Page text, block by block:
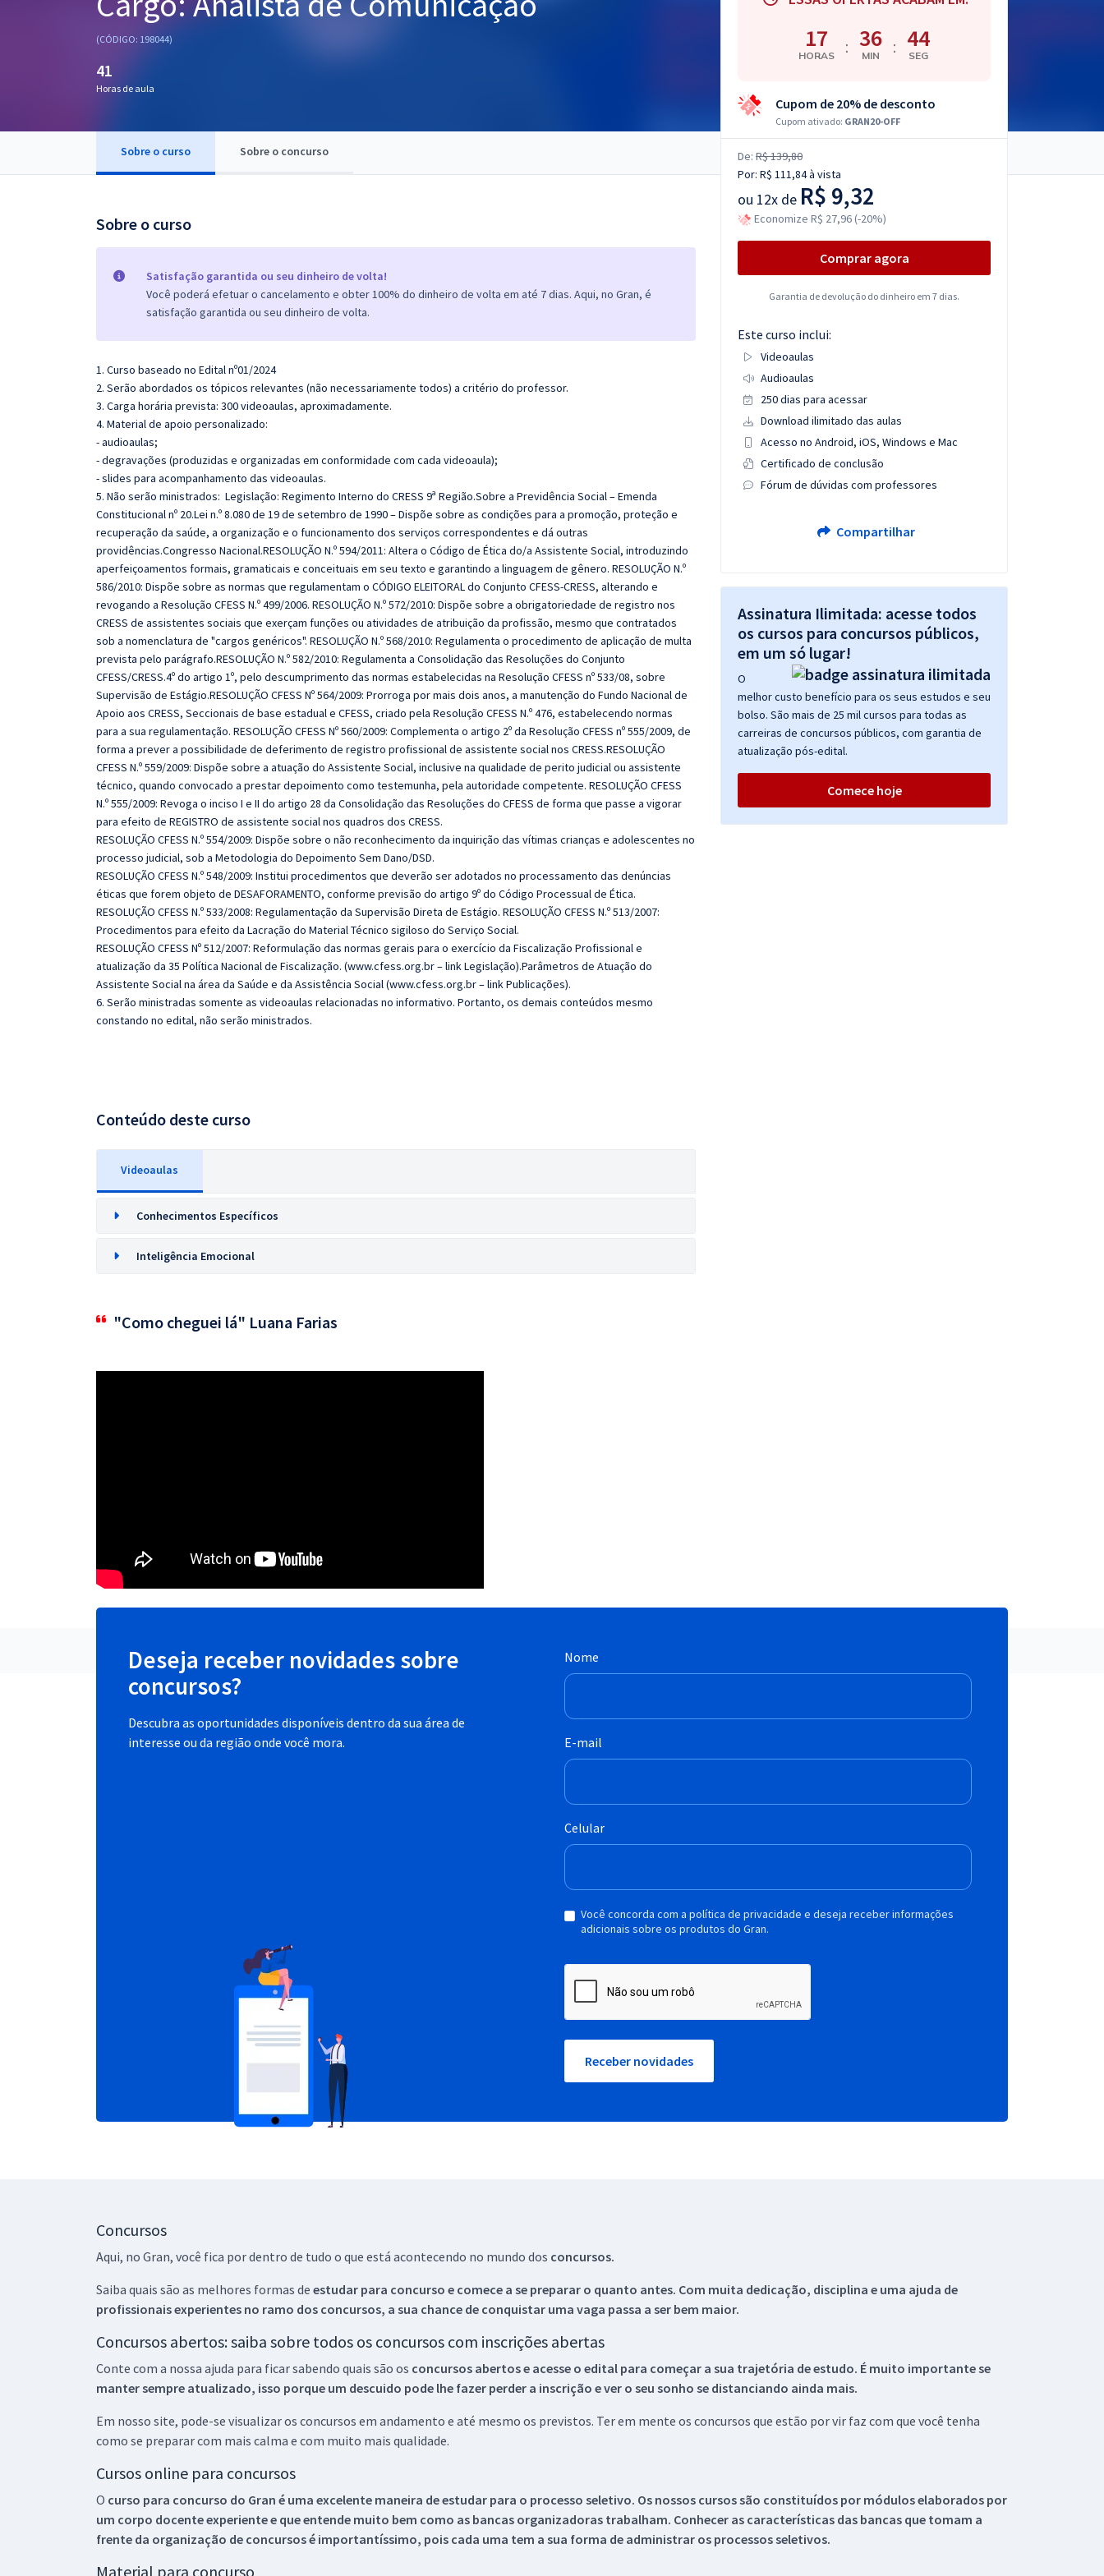
Questões grátis
(CÓDIGO: 198044)
41
Horas de aula
Sobre o curso Sobre o concurso
Sobre o curso
Satisfação garantida ou seu dinheiro de volta!
Você poderá efetuar o cancelamento e obter 100% do dinheiro de volta em até 7 dias. Aqui, no Gran, é
satisfação garantida ou seu dinheiro de volta.
1. Curso baseado no Edital nº01/2024
2. Serão abordados os tópicos relevantes (não necessariamente todos) a critério do professor.
3. Carga horária prevista: 300 videoaulas, aproximadamente.
4. Material de apoio personalizado:
- audioaulas;
- degravações (produzidas e organizadas em conformidade com cada videoaula);
- slides para acompanhamento das videoaulas.
5. Não serão ministrados: Legislação: Regimento Interno do CRESS 9ª Região.Sobre a Previdência Social – Emenda
Constitucional nº 20.Lei n.º 8.080 de 19 de setembro de 1990 – Dispõe sobre as condições para a promoção, proteção e
recuperação da saúde, a organização e o funcionamento dos serviços correspondentes e dá outras
providências.Congresso Nacional.RESOLUÇÃO N.º 594/2011: Altera o Código de Ética do/a Assistente Social, introduzindo
aperfeiçoamentos formais, gramaticais e conceituais em seu texto e garantindo a linguagem de gênero. RESOLUÇÃO N.º
586/2010: Dispõe sobre as normas que regulamentam o CÓDIGO ELEITORAL do Conjunto CFESS‐CRESS, alterando e
revogando a Resolução CFESS N.º 499/2006. RESOLUÇÃO N.º 572/2010: Dispõe sobre a obrigatoriedade de registro nos
CRESS de assistentes sociais que exerçam funções ou atividades de atribuição da profissão, mesmo que contratados
sob a nomenclatura de "cargos genéricos". RESOLUÇÃO N.º 568/2010: Regulamenta o procedimento de aplicação de multa
prevista pelo parágrafo.RESOLUÇÃO N.º 582/2010: Regulamenta a Consolidação das Resoluções do Conjunto
CFESS/CRESS.4º do artigo 1º, pelo descumprimento das normas estabelecidas na Resolução CFESS nº 533/08, sobre
Supervisão de Estágio.RESOLUÇÃO CFESS Nº 564/2009: Prorroga por mais dois anos, a manutenção do Fundo Nacional de
Apoio aos CRESS, Seccionais de base estadual e CFESS, criado pela Resolução CFESS N.º 476, estabelecendo normas
para a sua regulamentação. RESOLUÇÃO CFESS Nº 560/2009: Complementa o artigo 2º da Resolução CFESS nº 555/2009, de
forma a prever a possibilidade de deferimento de registro profissional de assistente social nos CRESS.RESOLUÇÃO
CFESS N.º 559/2009: Dispõe sobre a atuação do Assistente Social, inclusive na qualidade de perito judicial ou assistente
técnico, quando convocado a prestar depoimento como testemunha, pela autoridade competente. RESOLUÇÃO CFESS
N.º 555/2009: Revoga o inciso I e II do artigo 28 da Consolidação das Resoluções do CFESS de forma que passe a vigorar
para efeito de REGISTRO de assistente social nos quadros dos CRESS.
RESOLUÇÃO CFESS N.º 554/2009: Dispõe sobre o não reconhecimento da inquirição das vítimas crianças e adolescentes no
processo judicial, sob a Metodologia do Depoimento Sem Dano/DSD.
RESOLUÇÃO CFESS N.º 548/2009: Institui procedimentos que deverão ser adotados no processamento das denúncias
éticas que forem objeto de DESAFORAMENTO, conforme previsão do artigo 9º do Código Processual de Ética.
RESOLUÇÃO CFESS N.º 533/2008: Regulamentação da Supervisão Direta de Estágio. RESOLUÇÃO CFESS N.º 513/2007:
Procedimentos para efeito da Lacração do Material Técnico sigiloso do Serviço Social.
RESOLUÇÃO CFESS Nº 512/2007: Reformulação das normas gerais para o exercício da Fiscalização Profissional e
atualização da 35 Política Nacional de Fiscalização. (www.cfess.org.br – link Legislação).Parâmetros de Atuação do
Assistente Social na área da Saúde e da Assistência Social (www.cfess.org.br – link Publicações).
6. Serão ministradas somente as videoaulas relacionadas no informativo. Portanto, os demais conteúdos mesmo
constando no edital, não serão ministrados.
Conteúdo deste curso
Videoaulas
Conhecimentos Específicos
Inteligência Emocional
"Como cheguei lá" Luana Farias
17
HORAS : 36
MIN : 43
SEG
Cupom de 20% de desconto
Cupom ativado: GRAN20-OFF
De: R$ 139,80
Por: R$ 111,84à vista
ou 12x de R$ 9,32
Economize R$ 27,96 (-20%)
Comprar agora
Garantia de devolução do dinheiro em 7 dias.
Este curso inclui:
Videoaulas
Audioaulas
250 dias para acessar
Download ilimitado das aulas
Acesso no Android, iOS, Windows e Mac
Certificado de conclusão
Fórum de dúvidas com professores
Compartilhar
Assinatura Ilimitada: acesse todos
os cursos para concursos públicos,
em um só lugar!
O
melhor custo benefício para os seus estudos e seu
bolso. São mais de 25 mil cursos para todas as
carreiras de concursos públicos, com garantia de
atualização pós-edital.
Comece hoje
Deseja receber novidades sobre
concursos?
Descubra as oportunidades disponíveis dentro da sua área de
interesse ou da região onde você mora.
Nome
E-mail
Celular
Você concorda com a política de privacidade e deseja receber informações
adicionais sobre os produtos do Gran.
Receber novidades
Concursos
Aqui, no Gran, você fica por dentro de tudo o que está acontecendo no mundo dos concursos.
Saiba quais são as melhores formas de estudar para concurso e comece a se preparar o quanto antes. Com muita dedicação, disciplina e uma ajuda de
profissionais experientes no ramo dos concursos, a sua chance de conquistar uma vaga passa a ser bem maior.
Concursos abertos: saiba sobre todos os concursos com inscrições abertas
Conte com a nossa ajuda para ficar sabendo quais são os concursos abertos e acesse o edital para começar a sua trajetória de estudo. É muito importante se
manter sempre atualizado, isso porque um descuido pode lhe fazer perder a inscrição e ver o seu sonho se distanciando ainda mais.
Em nosso site, pode-se visualizar os concursos em andamento e até mesmo os previstos. Ter em mente os concursos que estão por vir faz com que você tenha
como se preparar com mais calma e com muito mais qualidade.
Cursos online para concursos
O curso para concurso do Gran é uma excelente maneira de estudar para o processo seletivo. Os nossos cursos são constituídos por módulos elaborados por
um corpo docente experiente e que entende muito bem como as bancas organizadoras trabalham. Conhecer as características das bancas que tomam a
frente da organização de concursos é importantíssimo, pois cada uma tem a sua forma de administrar os processos seletivos.
Material para concurso